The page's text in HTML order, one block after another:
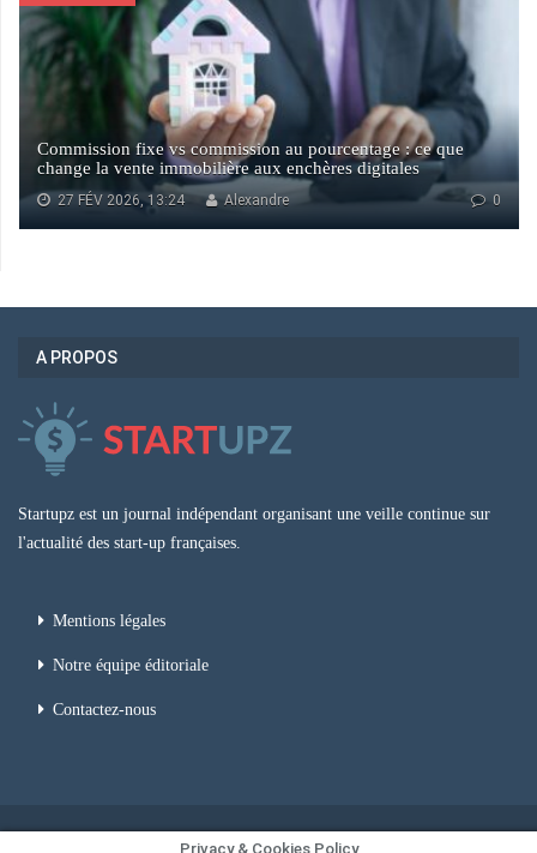
Commission fixe vs commission au pourcentage : ce que
change la vente immobilière aux enchères digitales
27 FÉV 2026, 13:24 0
Alexandre
A PROPOS
Startupz est un journal indépendant organisant une veille continue sur
l'actualité des start-up françaises.
Mentions légales
Notre équipe éditoriale
Contactez-nous
Privacy & Cookies Policy